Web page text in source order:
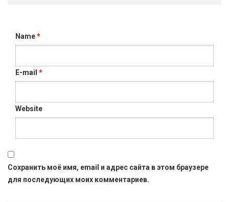
Name*
E-mail *
Website
Сохранить моё имя, email и адрес сайта в этом браузере
для последующих моих комментариев.